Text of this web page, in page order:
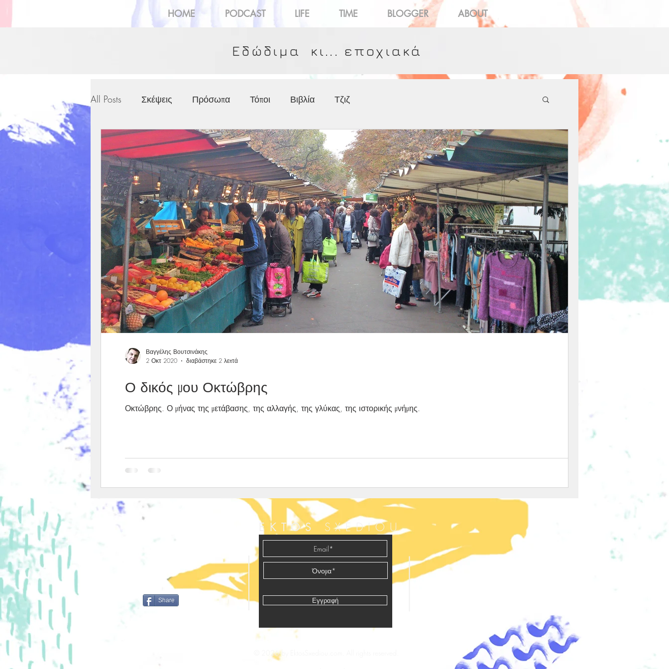
HOME PODCAST LIFE TIME BLOGGER ABOUT
Εδώδιμα κι... εποχιακά
All Posts Σκέψεις Πρόσωπα Τόποι Βιβλία Τζιζ
Ο δικός μου Οκτώβρης
Οκτώβρης. Ο μήνας της μετάβασης, της αλλαγής, της γλύκας, της ιστορικής μνήμης.
Βαγγέλης Βουτσινάκης
2 Οκτ 2020
διαβάστηκε 2 λεπτά
EKTOS SXEDIOU
Share Εγγραφή
© 2026 by EktosSxediou.com. All rights reserved.